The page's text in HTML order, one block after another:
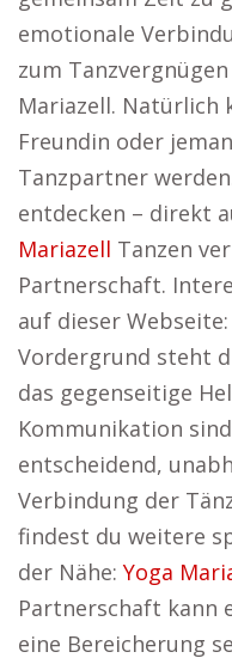
emotionale
zum
Mariazell. Natürlich
Freundin oder
Tanzpartner
entdecken – direkt
Mariazell Tanzen
Partnerschaft.
auf dieser Webseite:
Vordergrund steht
das gegenseitige
Kommunikation
entscheidend,
Verbindung der
findest du weitere
der Nähe: Yoga
Partnerschaft kann
eine Bereicherung